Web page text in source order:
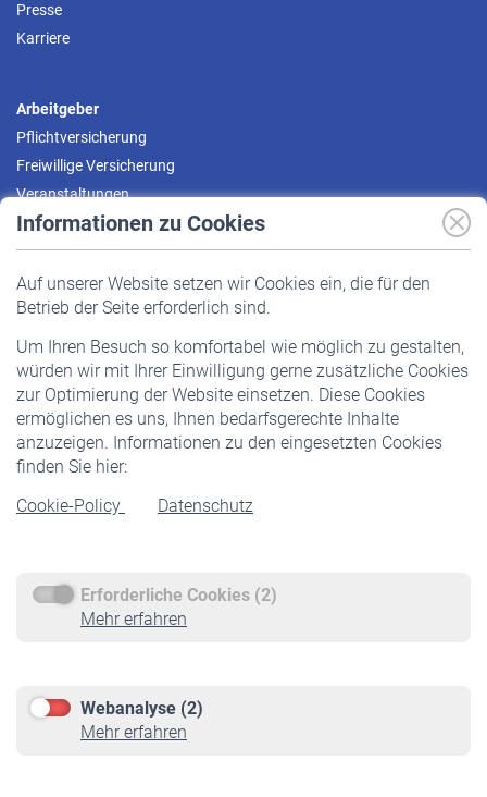
Informationen zu Cookies
Auf unserer Website setzen wir Cookies ein, die für den
Betrieb der Seite erforderlich sind.
Um Ihren Besuch so komfortabel wie möglich zu gestalten,
würden wir mit Ihrer Einwilligung gerne zusätzliche Cookies
zur Optimierung der Website einsetzen. Diese Cookies
ermöglichen es uns, Ihnen bedarfsgerechte Inhalte
anzuzeigen. Informationen zu den eingesetzten Cookies
finden Sie hier:
Cookie-Policy
Datenschutz
Erforderliche Cookies (2)
Mehr erfahren
Webanalyse (2)
Mehr erfahren
Presse
Karriere
Arbeitgeber
Pflichtversicherung
Freiwillige Versicherung
Veranstaltungen
Pflichtversicherung
Staatliche Förderung
Veranstaltungen
Rentner
Rentenbeginn
Rente beantragen
Service
Informationen
Online-Rechner
VBLnewsletter